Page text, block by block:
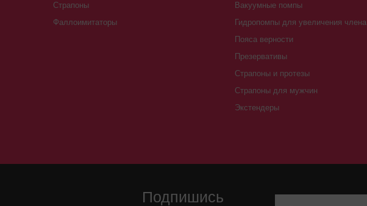
Страпоны
Фаллоимитаторы
Вакуумные помпы
Гидропомпы для увеличения члена
Пояса верности
Презервативы
Страпоны и протезы
Страпоны для мужчин
Экстендеры
Подпишись